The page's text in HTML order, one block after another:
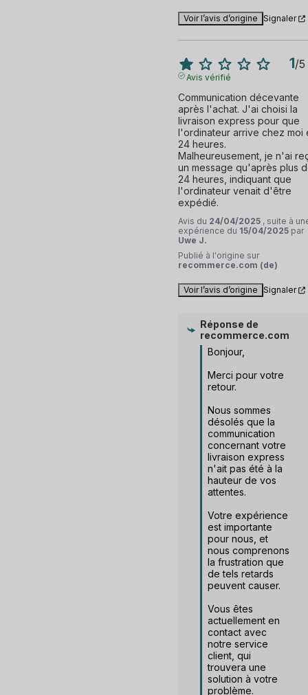
Voir l’avis d’origine Signaler
1/5
Avis vérifié
Communication décevante
après l'achat. J'ai choisi la
livraison express pour que
l'ordinateur arrive chez moi
24 heures.
Malheureusement, je n'ai
un message qu'après plus
24 heures, indiquant que
l'ordinateur venait d'être
expédié.
Avis du 24/04/2025 , suite à
expérience du 15/04/2025 par
Uwe J.
Publié à l'origine sur
recommerce.com (de)
Voir l’avis d’origine Signaler
Réponse de
recommerce.com
Bonjour,
Merci pour votre
retour.
Nous sommes
désolés que la
communication
concernant votre
livraison express
n'ait pas été à la
hauteur de vos
attentes.
Votre expérience
est importante
pour nous, et
nous comprenons
la frustration que
de tels retards
peuvent causer.
Vous êtes
actuellement en
contact avec
notre service
client, qui
trouvera une
solution à votre
problème.